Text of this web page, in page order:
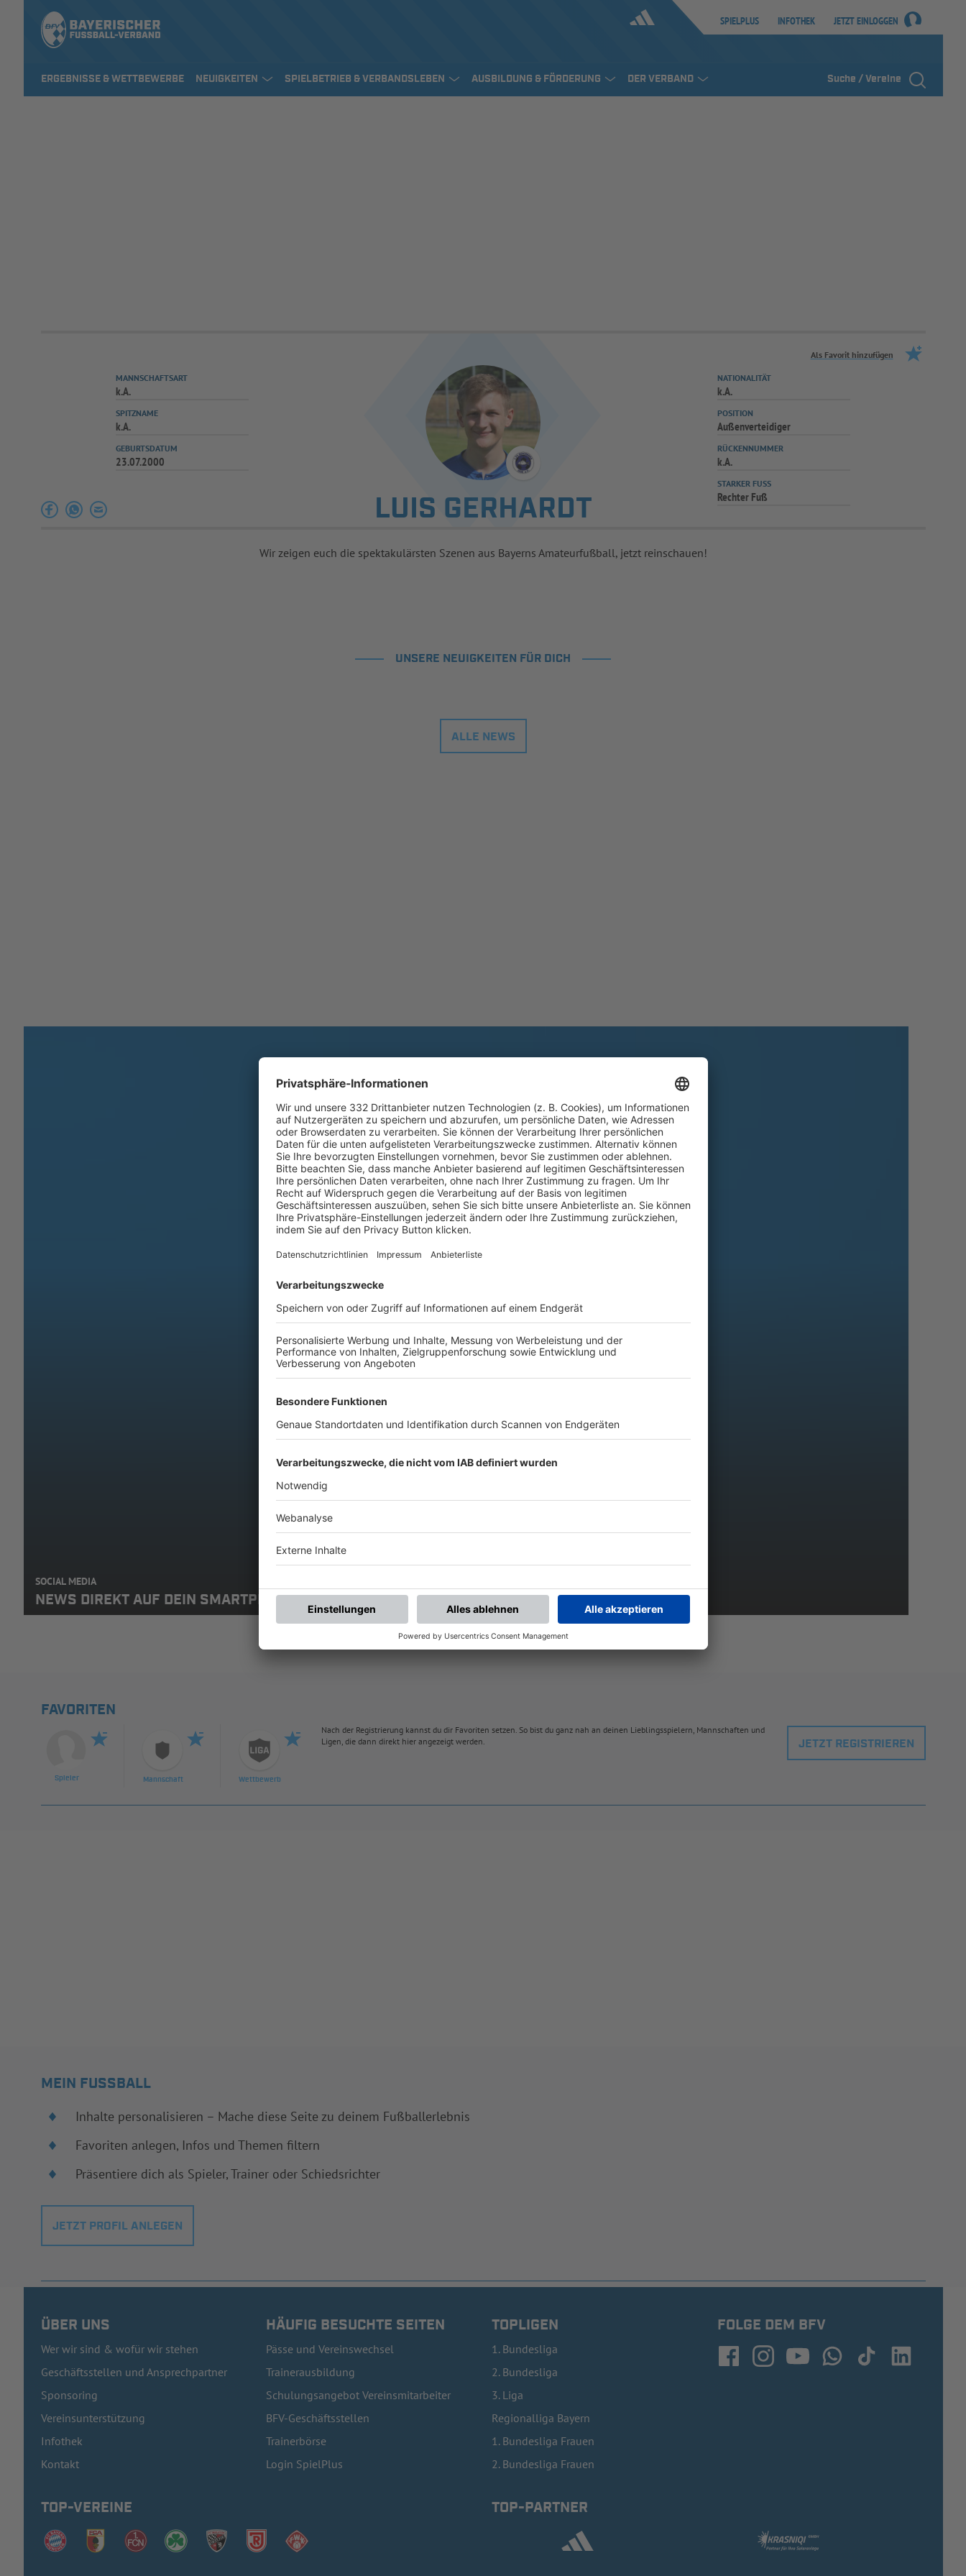
SPIELPLUS INFOTHEK JETZT EINLOGGEN
ERGEBNISSE & WETTBEWERBE NEUIGKEITEN SPIELBETRIEB & VERBANDSLEBEN AUSBILDUNG & FÖRDERUNG DER VERBAND Suche / Vereine
Als Favorit hinzufügen
LUIS GERHARDT
MANNSCHAFTSART
k.A.
SPITZNAME
k.A.
GEBURTSDATUM
23.07.2000
NATIONALITÄT
k.A.
POSITION
Außenverteidiger
RÜCKENNUMMER
k.A.
STARKER FUSS
Rechter Fuß
Wir zeigen euch die spektakulärsten Szenen aus Bayerns Amateurfußball, jetzt reinschauen!
UNSERE NEUIGKEITEN FÜR DICH
ALLE NEWS
SOCIAL MEDIA
NEWS DIREKT AUF DEIN SMARTPHONE: ABONNIERE DEN BFV-WHATSAPP-KANAL!
FAVORITEN
Spieler Mannschaft Wettbewerb
Nach der Registrierung kannst du dir Favoriten setzen. So bist du ganz nah an deinen Lieblingsspielern, Mannschaften und
Ligen, die dann direkt hier angezeigt werden.
JETZT REGISTRIEREN
MEIN FUSSBALL
Inhalte personalisieren – Mache diese Seite zu deinem Fußballerlebnis
Favoriten anlegen, Infos und Themen filtern
Präsentiere dich als Spieler, Trainer oder Schiedsrichter
JETZT PROFIL ANLEGEN
ÜBER UNS
Wer wir sind & wofür wir stehen
Geschäftsstellen und Ansprechpartner
Sponsoring
Vereinsunterstützung
Infothek
Kontakt
HÄUFIG BESUCHTE SEITEN
Pässe und Vereinswechsel
Trainerausbildung
Schulungsangebot Vereinsmitarbeiter
BFV-Geschäftsstellen
Trainerbörse
Login SpielPlus
TOPLIGEN
1. Bundesliga
2. Bundesliga
3. Liga
Regionalliga Bayern
1. Bundesliga Frauen
2. Bundesliga Frauen
FOLGE DEM BFV
TOP-VEREINE TOP-PARTNER